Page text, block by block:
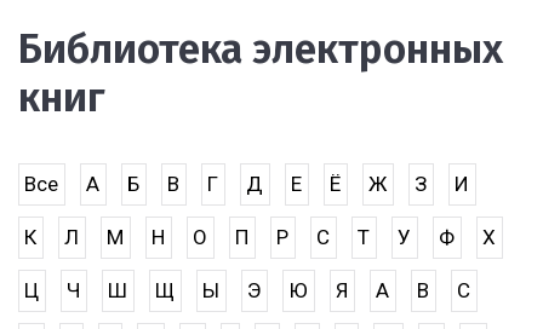
Библиотека электронных
книг
Все А Б В Г Д Е Ё Ж З И
К Л М Н О П Р С Т У Ф Х
Ц Ч Ш Щ Ы Э Ю Я A B C